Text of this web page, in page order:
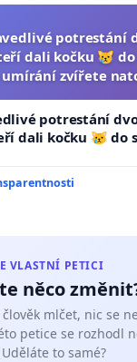
potrestání
dali kočku 😿 do
umírání zvířete
potrestání
dali kočku 😿 do
natočili.
VLASTNÍ PETICI
něco
mlčet, nic se
petice se rozhodl
to samé?